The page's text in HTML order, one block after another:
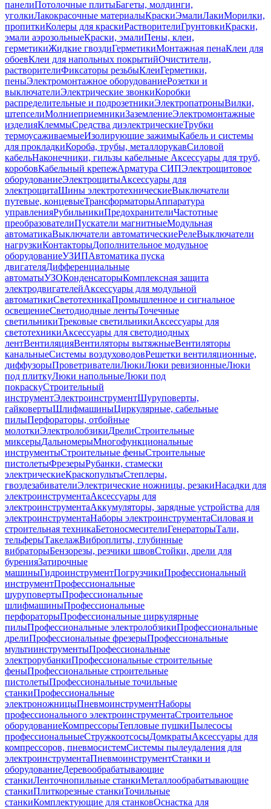
панелиПотолочные плитыБагеты, молдинги,
уголкиЛакокрасочные материалыКраскиЭмалиЛакиМорилки,
пропиткиКолеры для краскиРастворителиГрунтовкиКраски,
эмали аэрозольныеКраски, эмалиПены, клеи,
герметикиЖидкие гвоздиГерметикиМонтажная пенаКлеи для
обоевКлеи для напольных покрытийОчистители,
растворителиФиксаторы резьбыКлеиГерметики,
пеныЭлектромонтажное оборудованиеРозетки и
выключателиЭлектрические звонкиКоробки
распределительные и подрозетникиЭлектропатроныВилки,
штепселиМолниеприемникиЗаземлениеЭлектромонтажные
изделияКлеммыСредства диэлектрическиеТрубки
термоусаживаемыеИзолирующие зажимыКабель и системы
для прокладкиКороба, трубы, металлорукавСиловой
кабельНаконечники, гильзы кабельные Аксессуары для труб,
коробовКабельный крепежАрматура СИПЭлектрощитовое
оборудованиеЭлектрощитыАксессуары для
электрощитаШины электротехническиеВыключатели
путевые, концевыеТрансформаторыАппаратура
управленияРубильникиПредохранителиЧастотные
преобразователиПускатели магнитныеМодульная
автоматикаВыключатели автоматическиеРелеВыключатели
нагрузкиКонтакторыДополнительное модульное
оборудованиеУЗИПАвтоматика пуска
двигателяДифференциальные
автоматыУЗОКонденсаторыКомплексная защита
электродвигателейАксессуары для модульной
автоматикиСветотехникаПромышленное и сигнальное
освещениеСветодиодные лентыТочечные
светильникиТрековые светильникиАксессуары для
светотехникиАксессуары для светодиодных
лентВентиляцияВентиляторы вытяжныеВентиляторы
канальныеСистемы воздуховодовРешетки вентиляционные,
диффузорыПроветривателиЛюкиЛюки ревизионныеЛюки
под плиткуЛюки напольныеЛюки под
покраскуСтроительный
инструментЭлектроинструментШуруповерты,
гайковертыШлифмашиныЦиркулярные, сабельные
пилыПерфораторы, отбойные
молоткиЭлектролобзикиДрелиСтроительные
миксерыДальномерыМногофункциональные
инструментыСтроительные феныСтроительные
пистолетыФрезерыРубанки, стамески
электрическиеКраскопультыСтеплеры,
гвоздезабивателиЭлектрические ножницы, резакиНасадки для
электроинструментаАксессуары для
электроинструментаАккумуляторы, зарядные устройства для
электроинструментаНаборы электроинструментаСиловая и
строительная техникаБетоносмесителиГенераторыТали,
тельферыТакелажВиброплиты, глубинные
вибраторыБензорезы, резчики швовСтойки, дрели для
буренияЗатирочные
машиныГидроинструментПогрузчикиПрофессиональный
инструментПрофессиональные
шуруповертыПрофессиональные
шлифмашиныПрофессиональные
перфораторыПрофессиональные циркулярные
пилыПрофессиональные электролобзикиПрофессиональные
дрелиПрофессиональные фрезерыПрофессиональные
мультиинструментыПрофессиональные
электрорубанкиПрофессиональные строительные
феныПрофессиональные строительные
пистолетыПрофессиональные точильные
станкиПрофессиональные
электроножницыПневмоинструментНаборы
профессионального электроинструментаСтроительное
оборудованиеКомпрессорыТепловые пушкиПылесосы
профессиональныеСтружкоотсосыДомкратыАксессуары для
компрессоров, пневмосистемСистемы пылеудаления для
электроинструментаПневмоинструментСтанки и
оборудованиеДеревообрабатывающие
станкиЛенточнопильные станкиМеталлообрабатывающие
станкиПлиткорезные станкиТочильные
станкиКомплектующие для станковОснастка для